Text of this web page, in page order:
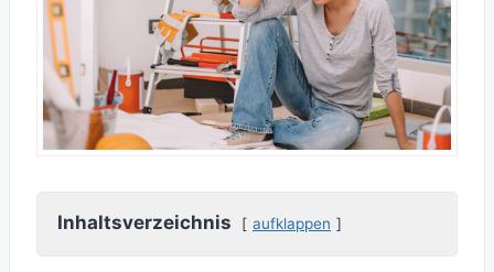
Inhaltsverzeichnis aufklappen